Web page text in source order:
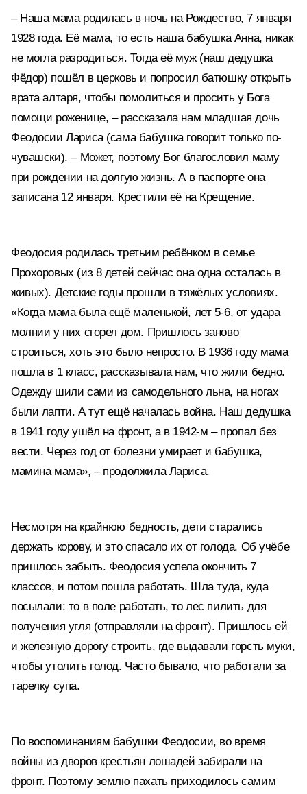
– Наша мама родилась в ночь на Рождество, 7 января
1928 года. Её мама, то есть наша бабушка Анна, никак
не могла разродиться. Тогда её муж (наш дедушка
Фёдор) пошёл в церковь и попросил батюшку открыть
врата алтаря, чтобы помолиться и просить у Бога
помощи роженице, – рассказала нам младшая дочь
Феодосии Лариса (сама бабушка говорит только по-
чувашски). – Может, поэтому Бог благословил маму
при рождении на долгую жизнь. А в паспорте она
записана 12 января. Крестили её на Крещение.
Феодосия родилась третьим ребёнком в семье
Прохоровых (из 8 детей сейчас она одна осталась в
живых). Детские годы прошли в тяжёлых условиях.
«Когда мама была ещё маленькой, лет 5-6, от удара
молнии у них сгорел дом. Пришлось заново
строиться, хоть это было непросто. В 1936 году мама
пошла в 1 класс, рассказывала нам, что жили бедно.
Одежду шили сами из самодельного льна, на ногах
были лапти. А тут ещё началась война. Наш дедушка
в 1941 году ушёл на фронт, а в 1942-м – пропал без
вести. Через год от болезни умирает и бабушка,
мамина мама», – продолжила Лариса.
Несмотря на крайнюю бедность, дети старались
держать корову, и это спасало их от голода. Об учёбе
пришлось забыть. Феодосия успела окончить 7
классов, и потом пошла работать. Шла туда, куда
посылали: то в поле работать, то лес пилить для
получения угля (отправляли на фронт). Пришлось ей
и железную дорогу строить, где выдавали горсть муки,
чтобы утолить голод. Часто бывало, что работали за
тарелку супа.
По воспоминаниям бабушки Феодосии, во время
войны из дворов крестьян лошадей забирали на
фронт. Поэтому землю пахать приходилось самим